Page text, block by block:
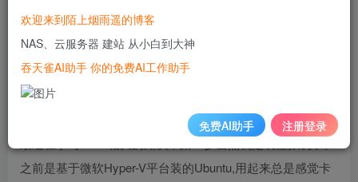
图片来自互联网
之前是基于微软Hyper-V平台装的Ubuntu,用起来总是感觉卡
欢迎来到陌上烟雨遥的博客
NAS、云服务器 建站 从小白到大神
吞天雀AI助手 你的免费AI工作助手
免费AI助手 注册登录